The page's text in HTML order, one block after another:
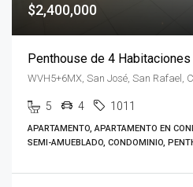
$2,400,000
WVH5+6MX, San José, San Rafael,
5 4 1011
APARTAMENTO, APARTAMENTO EN
SEMI-AMUEBLADO, CONDOMINIO,